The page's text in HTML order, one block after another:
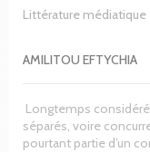
Littérature médiatique
AMILITOU EFTYCHIA
Longtemps
séparés, voire
pourtant partie d’un